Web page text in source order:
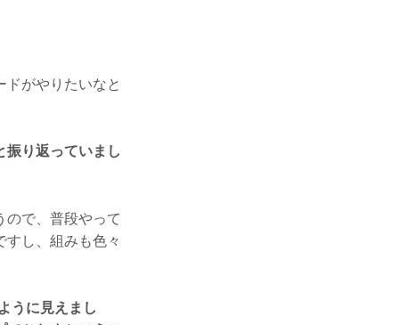
がやりたいなと
振り返っていまし
で、普段やって
し、組みも色々
うに見えまし